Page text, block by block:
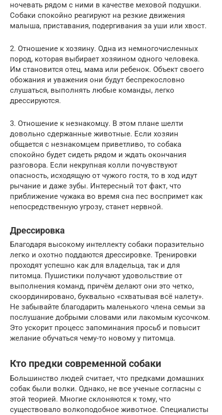
ночевать рядом с ними в качестве меховой подушки.
Собаки спокойно реагируют на резкие движения
малыша, приставания, подергивания за уши или хвост.
2. Отношение к хозяину. Одна из немногочисленных
пород, которая выбирает хозяином одного человека.
Им становится отец, мама или ребенок. Объект своего
обожания и уважения они будут беспрекословно
слушаться, выполнять любые команды, легко
дрессируются.
3. Отношение к незнакомцу. В этом плане шелти
довольно сдержанные животные. Если хозяин
общается с незнакомцем приветливо, то собака
спокойно будет сидеть рядом и ждать окончания
разговора. Если некрупная колли почувствуют
опасность, исходящую от чужого гостя, то в ход идут
рычание и даже зубы. Интересный тот факт, что
приближение чужака во время сна пес воспримет как
непосредственную угрозу, станет нервной.
Дрессировка
Благодаря высокому интеллекту собаки поразительно
легко и охотно поддаются дрессировке. Тренировки
проходят успешно как для владельца, так и для
питомца. Пушистики получают удовольствие от
выполнения команд, причём делают они это четко,
скоординировано, буквально «схватывая всё налету».
Не забывайте благодарить маленького члена семьи за
послушание добрыми словами или лакомым кусочком.
Это ускорит процесс запоминания просьб и повысит
желание обучаться чему-то новому у питомца.
Кто предки современной собаки
Большинство людей считает, что предками домашних
собак были волки. Однако, не все ученые согласны с
этой теорией. Многие склоняются к тому, что
существовало волкоподобное животное. Специалисты